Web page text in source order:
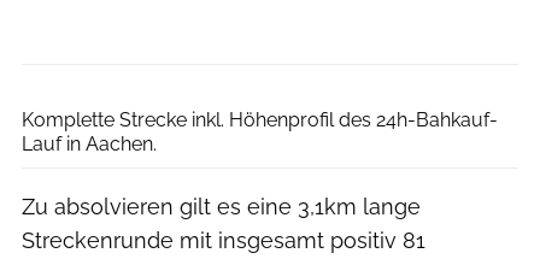
Komplette Strecke inkl. Höhenprofil des 24h-Bahkauf-
Lauf in Aachen.
Zu absolvieren gilt es eine 3,1km lange
Streckenrunde mit insgesamt positiv 81